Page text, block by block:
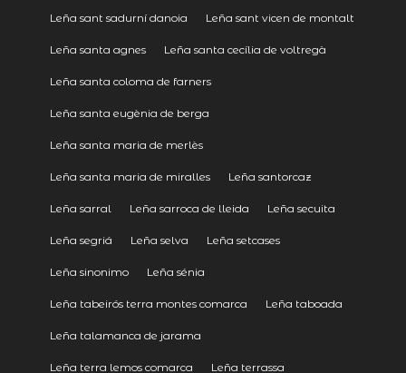
Leña sant sadurní danoia Leña sant vicen de montalt
Leña santa agnes Leña santa cecília de voltregà
Leña santa coloma de farners
Leña santa eugènia de berga
Leña santa maria de merlès
Leña santa maria de miralles Leña santorcaz
Leña sarral Leña sarroca de lleida Leña secuita
Leña segriá Leña selva Leña setcases
Leña sinonimo Leña sénia
Leña tabeirós terra montes comarca Leña taboada
Leña talamanca de jarama
Leña terra lemos comarca Leña terrassa